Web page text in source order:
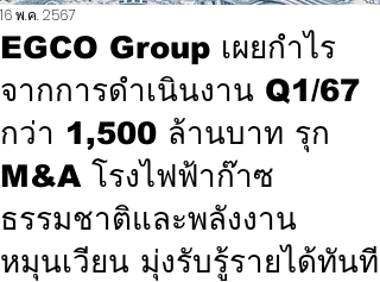
EGCO Group เผยกำไร
จากการดำเนินงาน Q1/67
กว่า 1,500 ล้านบาท รุก
M&A โรงไฟฟ้าก๊าซ
ธรรมชาติและพลังงาน
หมุนเวียน มุ่งรับรู้รายได้ทันที
16 พ.ค. 2567